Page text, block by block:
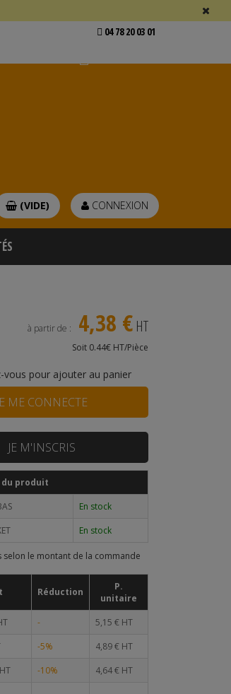
04 78 20 03 01
CONNEXION
(VIDE)
à partir de : 4,38 € HT
Soit 0.44€ HT/Pièce
vous pour ajouter au panier
ME CONNECTE
JE M'INSCRIS
produit
En stock
En stock
selon le montant de la commande
Réduction
P.
unitaire
-
5,15 € HT
-5%
4,89 € HT
-10%
4,64 € HT